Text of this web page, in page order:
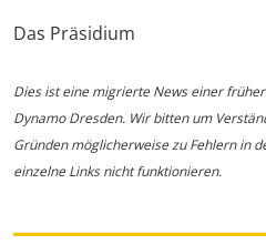
Das Präsidium
Dies ist eine migrierte News einer
Dynamo Dresden. Wir bitten um
Gründen möglicherweise zu Fehlern in
einzelne Links nicht funktionieren.